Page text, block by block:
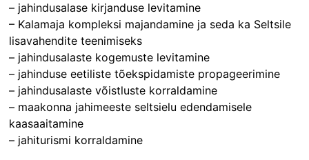
– jahindusalase kirjanduse levitamine
– Kalamaja kompleksi majandamine ja seda ka Seltsile
lisavahendite teenimiseks
– jahindusalaste kogemuste levitamine
– jahinduse eetiliste tõekspidamiste propageerimine
– jahindusalaste võistluste korraldamine
– maakonna jahimeeste seltsielu edendamisele
kaasaaitamine
– jahiturismi korraldamine